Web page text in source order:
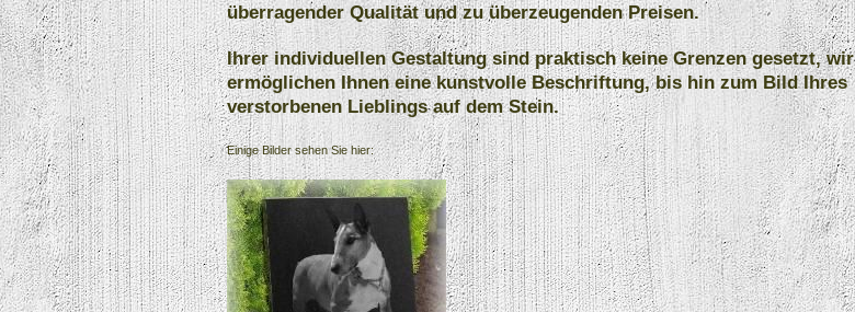
überragender Qualität und zu überzeugenden Preisen.
Ihrer individuellen Gestaltung sind praktisch keine Grenzen gesetzt, wir
ermöglichen Ihnen eine kunstvolle Beschriftung, bis hin zum Bild Ihres
verstorbenen Lieblings auf dem Stein.
Einige Bilder sehen Sie hier: